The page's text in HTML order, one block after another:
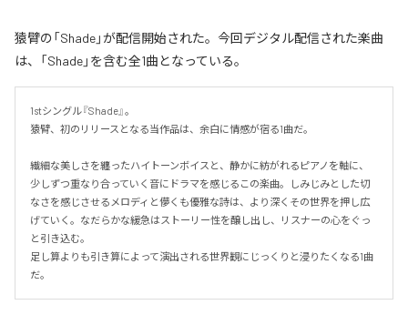
猿臂の「Shade」が配信開始された。今回デジタル配信された楽曲
は、「Shade」を含む全1曲となっている。
1stシングル『Shade』。
猿臂、初のリリースとなる当作品は、余白に情感が宿る1曲だ。
繊細な美しさを纏ったハイトーンボイスと、静かに紡がれるピアノを軸に、
少しずつ重なり合っていく音にドラマを感じるこの楽曲。しみじみとした切
なさを感じさせるメロディと儚くも優雅な詩は、より深くその世界を押し広
げていく。なだらかな緩急はストーリー性を醸し出し、リスナーの心をぐっ
と引き込む。
足し算よりも引き算によって演出される世界観にじっくりと浸りたくなる1曲
だ。